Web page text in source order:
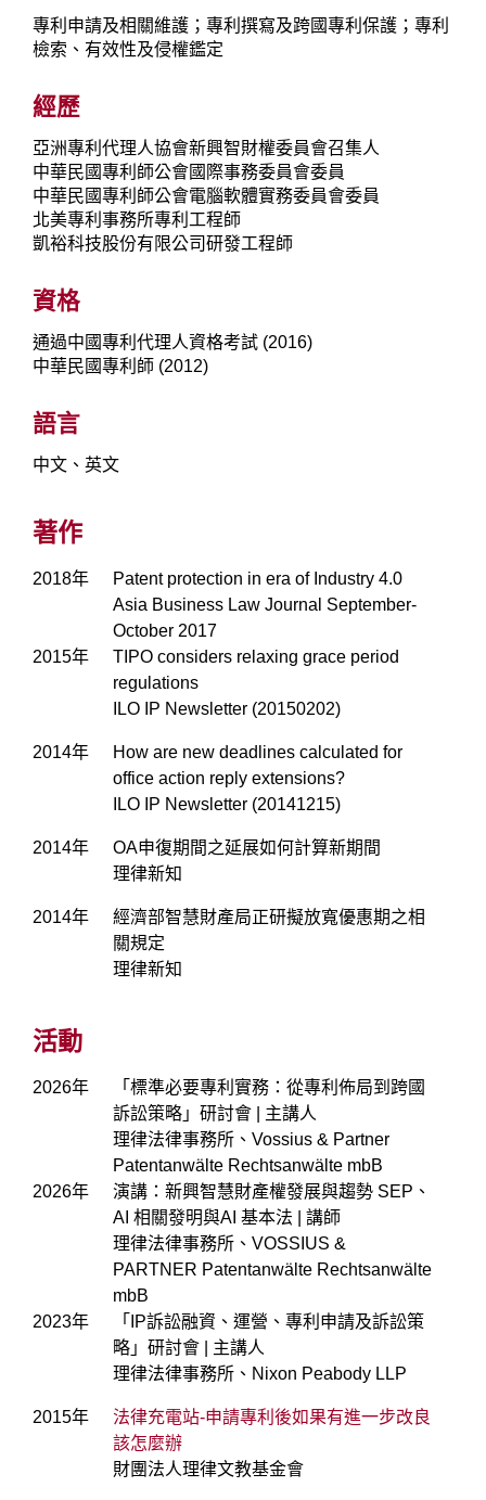
專利申請及相關維護；專利撰寫及跨國專利保護；專利
檢索、有效性及侵權鑑定
經歷
亞洲專利代理人協會新興智財權委員會召集人
中華民國專利師公會國際事務委員會委員
中華民國專利師公會電腦軟體實務委員會委員
北美專利事務所專利工程師
凱裕科技股份有限公司研發工程師
資格
通過中國專利代理人資格考試 (2016)
中華民國專利師 (2012)
語言
中文、英文
著作
2018年
Patent protection in era of Industry 4.0
Asia Business Law Journal September-
October 2017
2015年
TIPO considers relaxing grace period
regulations
ILO IP Newsletter (20150202)
2014年
How are new deadlines calculated for
office action reply extensions?
ILO IP Newsletter (20141215)
2014年
OA申復期間之延展如何計算新期間
理律新知
2014年
經濟部智慧財產局正研擬放寬優惠期之相
關規定
理律新知
活動
2026年
「標準必要專利實務：從專利佈局到跨國
訴訟策略」研討會 | 主講人
理律法律事務所、Vossius & Partner
Patentanwälte Rechtsanwälte mbB
2026年
演講：新興智慧財產權發展與趨勢 SEP、
AI 相關發明與AI 基本法 | 講師
理律法律事務所、VOSSIUS &
PARTNER Patentanwälte Rechtsanwälte
mbB
2023年
「IP訴訟融資、運營、專利申請及訴訟策
略」研討會 | 主講人
理律法律事務所、Nixon Peabody LLP
2015年
法律充電站-申請專利後如果有進一步改良
該怎麼辦
財團法人理律文教基金會